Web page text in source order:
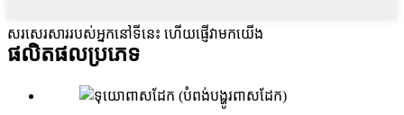
សរសេរសាររបស់អ្នកនៅទីនេះ ហើយផ្ញើវាមកយើង
ផលិតផលប្រភេទ